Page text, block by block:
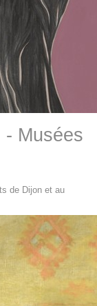
- Musées
de Dijon et au